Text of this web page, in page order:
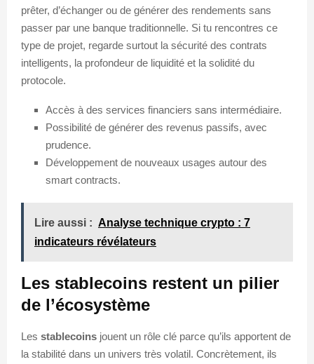
prêter, d’échanger ou de générer des rendements sans
passer par une banque traditionnelle. Si tu rencontres ce
type de projet, regarde surtout la sécurité des contrats
intelligents, la profondeur de liquidité et la solidité du
protocole.
Accès à des services financiers sans intermédiaire.
Possibilité de générer des revenus passifs, avec
prudence.
Développement de nouveaux usages autour des
smart contracts.
Lire aussi : Analyse technique crypto : 7
indicateurs révélateurs
Les stablecoins restent un pilier
de l’écosystème
Les stablecoins jouent un rôle clé parce qu’ils apportent de
la stabilité dans un univers très volatil. Concrètement, ils